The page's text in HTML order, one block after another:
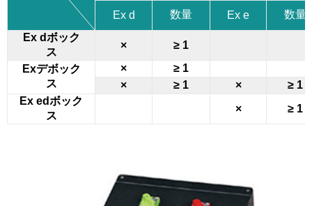
Ex d 数量 Ex e
数量
Ex dボック
ス
×
≥ 1
Exデボック
ス
×
≥ 1
×
≥ 1 ×
≥ 1
Ex edボック
ス
× ≥ 1